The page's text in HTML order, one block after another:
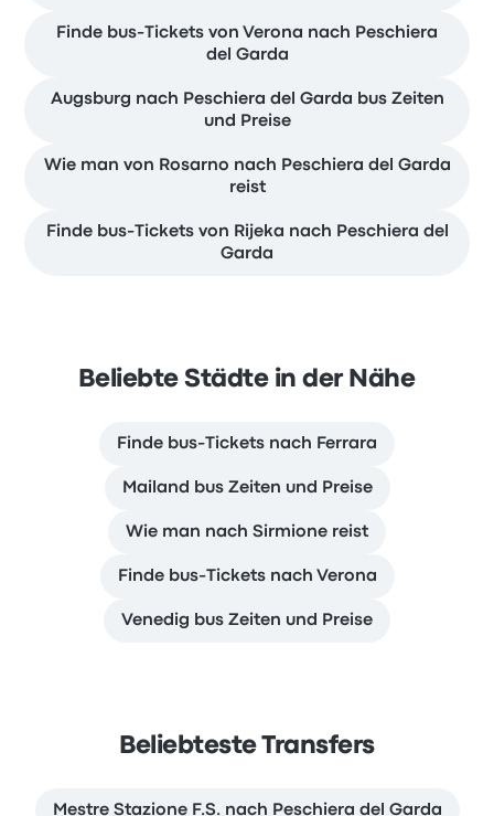
Finde bus-Tickets von Verona nach Peschiera
del Garda
Augsburg nach Peschiera del Garda bus Zeiten
und Preise
Wie man von Rosarno nach Peschiera del Garda
reist
Finde bus-Tickets von Rijeka nach Peschiera del
Garda
Beliebte Städte in der Nähe
Finde bus-Tickets nach Ferrara
Mailand bus Zeiten und Preise
Wie man nach Sirmione reist
Finde bus-Tickets nach Verona
Venedig bus Zeiten und Preise
Beliebteste Transfers
Mestre Stazione F.S. nach Peschiera del Garda